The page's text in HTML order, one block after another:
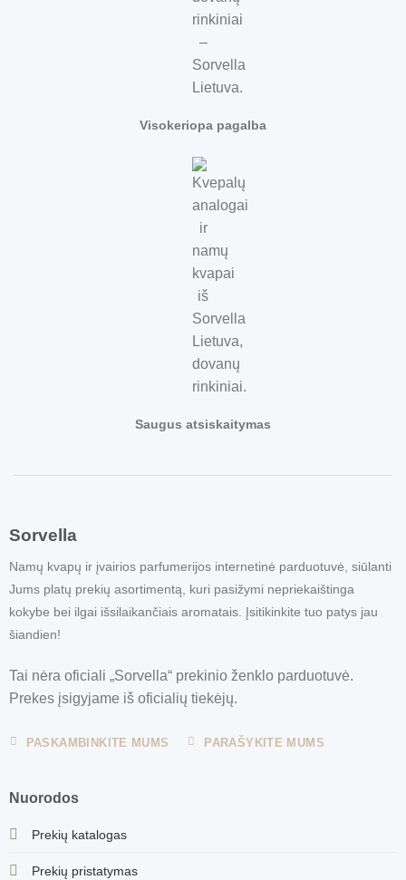
Visokeriopa pagalba
Saugus atsiskaitymas
Sorvella
Namų kvapų ir įvairios parfumerijos internetinė parduotuvė, siūlanti
Jums platų prekių asortimentą, kuri pasižymi nepriekaištinga
kokybe bei ilgai išsilaikančiais aromatais. Įsitikinkite tuo patys jau
šiandien!
Tai nėra oficiali „Sorvella“ prekinio ženklo parduotuvė.
Prekes įsigyjame iš oficialių tiekėjų.
PASKAMBINKITE MUMS PARAŠYKITE MUMS
Nuorodos
Prekių katalogas
Prekių pristatymas